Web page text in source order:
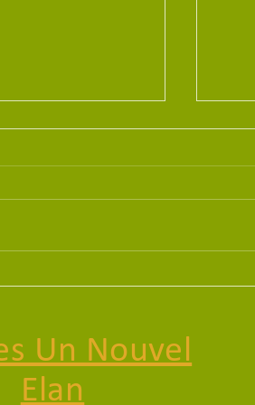
Un Nouvel
Elan